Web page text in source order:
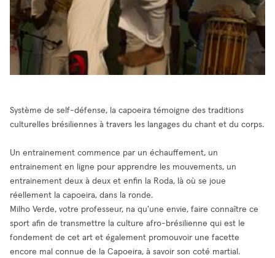
Système de self-défense, la capoeira témoigne des traditions
culturelles brésiliennes à travers les langages du chant et du corps.
Un entrainement commence par un échauffement, un
entrainement en ligne pour apprendre les mouvements, un
entrainement deux à deux et enfin la Roda, là où se joue
réellement la capoeira, dans la ronde.
Milho Verde, votre professeur, na qu'une envie, faire connaître ce
sport afin de transmettre la culture afro-brésilienne qui est le
fondement de cet art et également promouvoir une facette
encore mal connue de la Capoeira, à savoir son coté martial.